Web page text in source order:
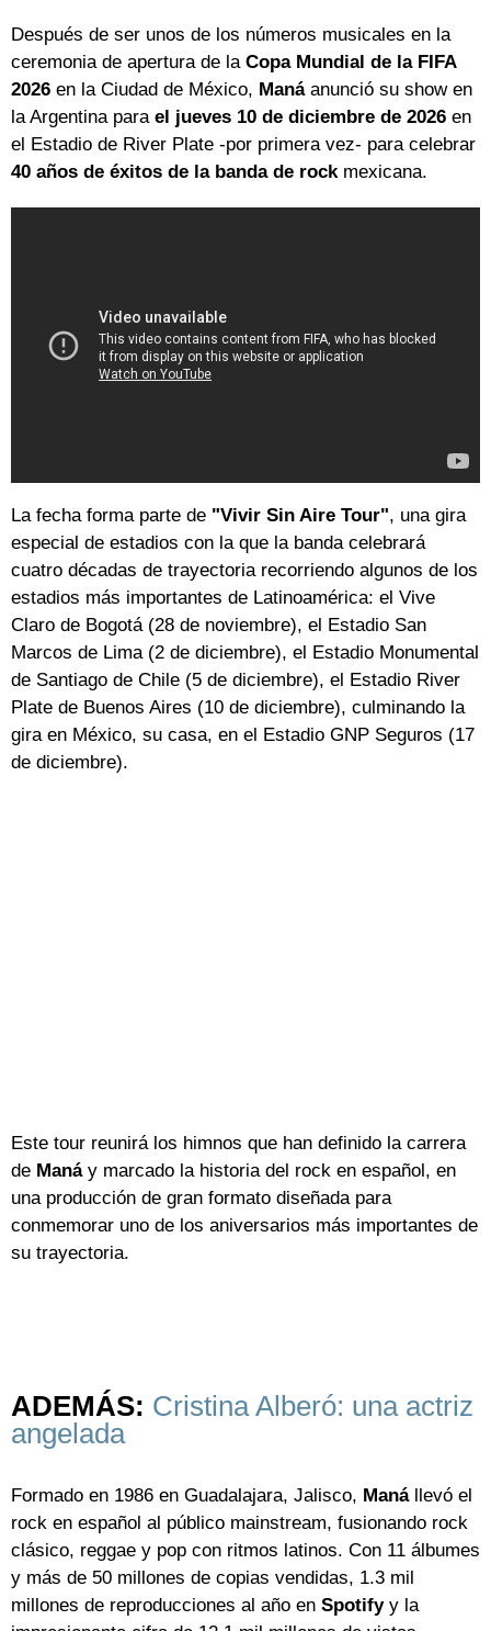
Después de ser unos de los números musicales en la
ceremonia de apertura de la Copa Mundial de la FIFA
2026 en la Ciudad de México, Manáanunció su show en
la Argentina para el jueves 10 de diciembre de 2026 en
el Estadio de River Plate -por primera vez- para celebrar
40 años de éxitos de la banda de rockmexicana.
La fecha forma parte de "Vivir Sin Aire Tour", una gira
especial de estadios con la que la banda celebrará
cuatro décadas de trayectoria recorriendo algunos de los
estadios más importantes de Latinoamérica: el Vive
Claro de Bogotá (28 de noviembre), el Estadio San
Marcos de Lima (2 de diciembre), el Estadio Monumental
de Santiago de Chile (5 de diciembre), el Estadio River
Plate de Buenos Aires (10 de diciembre), culminando la
gira en México, su casa, en el Estadio GNP Seguros (17
de diciembre).
Este tour reunirá los himnos que han definido la carrera
de Manáy marcado la historia del rock en español, en
una producción de gran formato diseñada para
conmemorar uno de los aniversarios más importantes de
su trayectoria.
ADEMÁS: Cristina Alberó: una actriz
angelada
Formado en 1986 en Guadalajara, Jalisco, Manállevó el
rock en español al público mainstream, fusionando rock
clásico, reggae y pop con ritmos latinos. Con 11 álbumes
y más de 50 millones de copias vendidas, 1.3 mil
millones de reproducciones al año en Spotifyy la